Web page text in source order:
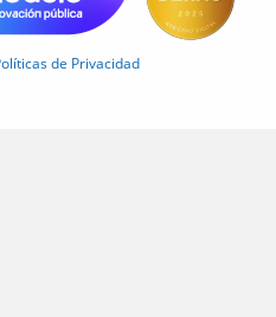
de Privacidad